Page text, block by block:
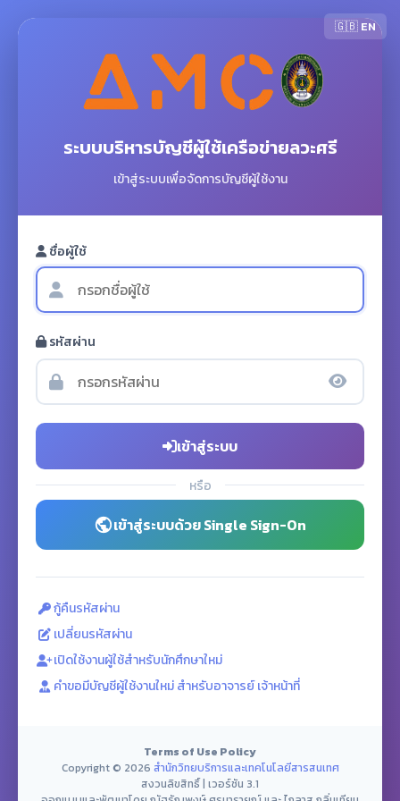
🇬🇧 EN
ระบบบริหารบัญชีผู้ใช้เครือข่ายลวะศรี
เข้าสู่ระบบเพื่อจัดการบัญชีผู้ใช้งาน
ชื่อผู้ใช้
รหัสผ่าน
เข้าสู่ระบบ
หรือ
เข้าสู่ระบบด้วย Single Sign-On
กู้คืนรหัสผ่าน
เปลี่ยนรหัสผ่าน
เปิดใช้งานผู้ใช้สำหรับนักศึกษาใหม่
คำขอมีบัญชีผู้ใช้งานใหม่ สำหรับอาจารย์ เจ้าหน้าที่
Terms of Use Policy
Copyright © 2026 สำนักวิทยบริการและเทคโนโลยีสารสนเทศ
สงวนลิขสิทธิ์ | เวอร์ชัน 3.1